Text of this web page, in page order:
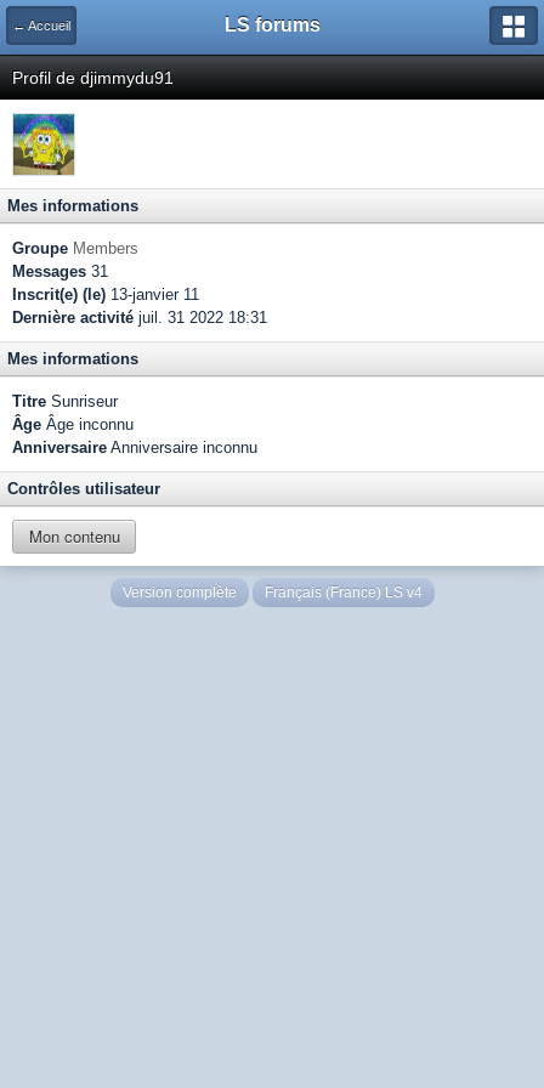
← Accueil LS forums
Profil de djimmydu91
Mes informations
Groupe Members
Messages 31
Inscrit(e) (le) 13-janvier 11
Dernière activité juil. 31 2022 18:31
Mes informations
Titre Sunriseur
Âge Âge inconnu
Anniversaire Anniversaire inconnu
Contrôles utilisateur
Mon contenu
Version complète Français (France) LS v4